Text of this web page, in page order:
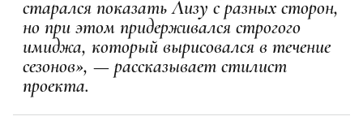
старался показать Лизу с разных сторон,
но при этом придерживался строгого
имиджа, который вырисовался в течение
сезонов», — рассказывает стилист
проекта.